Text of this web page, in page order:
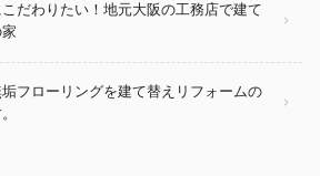
だわりたい！地元大阪の工務店で建て
フローリングを建て替えリフォームの